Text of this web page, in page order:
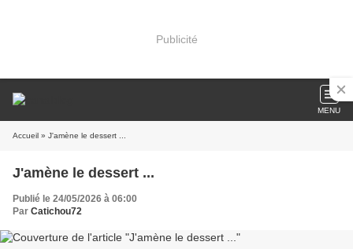
Publicité
MENU
Accueil » J'amène le dessert ...
J'amène le dessert ...
Publié le 24/05/2026 à 06:00
Par Catichou72